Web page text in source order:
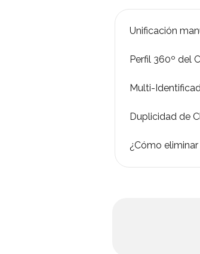
Unificación
Perfil 360º del
Multi-
Duplicidad de
¿Cómo